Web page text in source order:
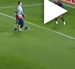
Video